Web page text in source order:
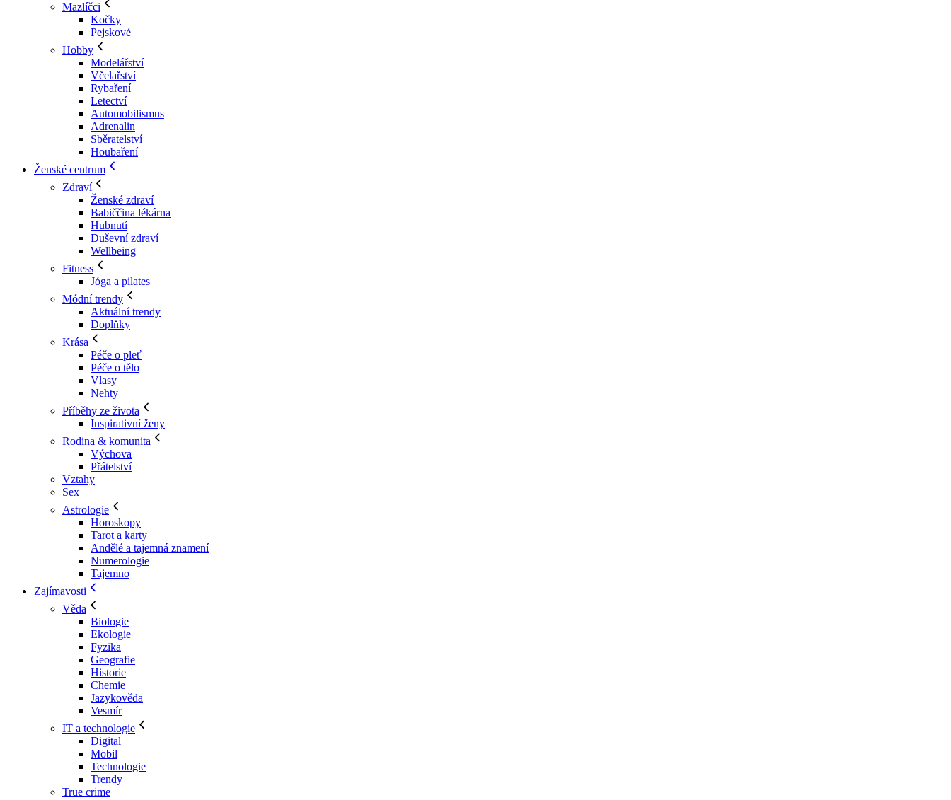
Mazlíčci
Kočky
Pejskové
Hobby
Modelářství
Včelařství
Rybaření
Letectví
Automobilismus
Adrenalin
Sběratelství
Houbaření
Ženské centrum
Zdraví
Ženské zdraví
Babiččina lékárna
Hubnutí
Duševní zdraví
Wellbeing
Fitness
Jóga a pilates
Módní trendy
Aktuální trendy
Doplňky
Krása
Péče o pleť
Péče o tělo
Vlasy
Nehty
Příběhy ze života
Inspirativní ženy
Rodina & komunita
Výchova
Přátelství
Vztahy
Sex
Astrologie
Horoskopy
Tarot a karty
Andělé a tajemná znamení
Numerologie
Tajemno
Zajímavosti
Věda
Biologie
Ekologie
Fyzika
Geografie
Historie
Chemie
Jazykověda
Vesmír
IT a technologie
Digital
Mobil
Technologie
Trendy
True crime